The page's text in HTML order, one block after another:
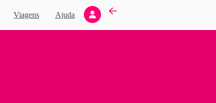
Viagens Ajuda